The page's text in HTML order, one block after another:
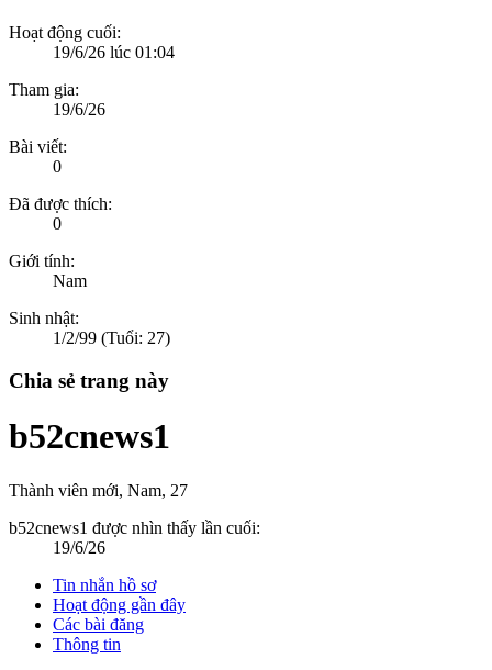
Hoạt động cuối:
19/6/26 lúc 01:04
Tham gia:
19/6/26
Bài viết:
0
Đã được thích:
0
Giới tính:
Nam
Sinh nhật:
1/2/99 (Tuổi: 27)
Chia sẻ trang này
b52cnews1
Thành viên mới, Nam, 27
b52cnews1 được nhìn thấy lần cuối:
19/6/26
Tin nhắn hồ sơ
Hoạt động gần đây
Các bài đăng
Thông tin